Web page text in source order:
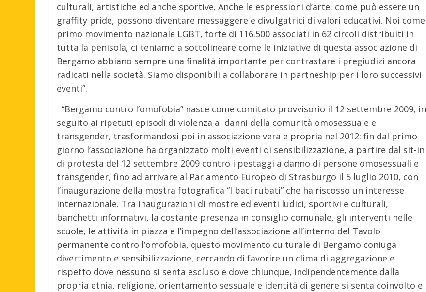
culturali, artistiche ed anche sportive. Anche le espressioni d’arte, come può essere un
graffity pride, possono diventare messaggere e divulgatrici di valori educativi. Noi come
primo movimento nazionale LGBT, forte di 116.500 associati in 62 circoli distribuiti in
tutta la penisola, ci teniamo a sottolineare come le iniziative di questa associazione di
Bergamo abbiano sempre una finalità importante per contrastare i pregiudizi ancora
radicati nella società. Siamo disponibili a collaborare in partneship per i loro successivi
eventi”.
“Bergamo contro l’omofobia” nasce come comitato provvisorio il 12 settembre 2009, in
seguito ai ripetuti episodi di violenza ai danni della comunità omosessuale e
transgender, trasformandosi poi in associazione vera e propria nel 2012: fin dal primo
giorno l’associazione ha organizzato molti eventi di sensibilizzazione, a partire dal sit-in
di protesta del 12 settembre 2009 contro i pestaggi a danno di persone omosessuali e
transgender, fino ad arrivare al Parlamento Europeo di Strasburgo il 5 luglio 2010, con
l’inaugurazione della mostra fotografica “I baci rubati” che ha riscosso un interesse
internazionale. Tra inaugurazioni di mostre ed eventi ludici, sportivi e culturali,
banchetti informativi, la costante presenza in consiglio comunale, gli interventi nelle
scuole, le attività in piazza e l’impegno dell’associazione all’interno del Tavolo
permanente contro l’omofobia, questo movimento culturale di Bergamo coniuga
divertimento e sensibilizzazione, cercando di favorire un clima di aggregazione e
rispetto dove nessuno si senta escluso e dove chiunque, indipendentemente dalla
propria etnia, religione, orientamento sessuale e identità di genere si senta coinvolto e